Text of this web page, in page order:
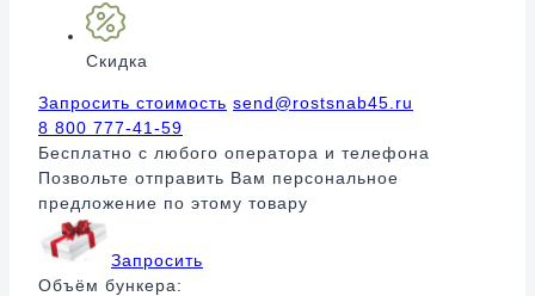
Скидка
Запросить стоимость send@rostsnab45.ru
8 800 777-41-59
Бесплатно с любого оператора и телефона
Позвольте отправить Вам персональное
предложение по этому товару
Запросить
Объём бункера: